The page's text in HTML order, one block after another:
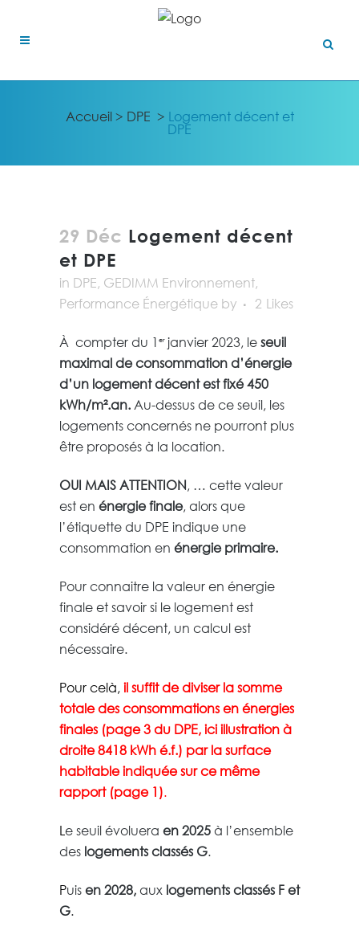
Accueil> DPE > Logement décent et
DPE
29 Déc Logement décent
et DPE
in DPE, GEDIMM Environnement,
Performance Énergétique by 2 Likes
À compter du 1 erjanvier 2023, leseuil
maximal de consommation d’énergie
d’un logement décent est fixé 450
kWh/m².an. Au-dessus de ce seuil, les
logements concernés ne pourront plus
être proposés à la location.
OUI MAIS ATTENTION, … cette valeur
est en énergie finale, alors que
l’étiquette du DPE indique une
consommation en énergie primaire.
Pour connaitre la valeur en énergie
finale et savoir si le logement est
considéré décent, un calcul est
nécessaire.
Pour celà,il suffit de diviser la somme
totale des consommations en énergies
finales (page 3 du DPE, ici illustration à
droite 8418 kWh é.f.) par la surface
habitable indiquée sur ce même
rapport (page 1).
Le seuil évoluera en 2025à l’ensemble
des logements classés G.
Puisen 2028,aux logements classés F et
G.